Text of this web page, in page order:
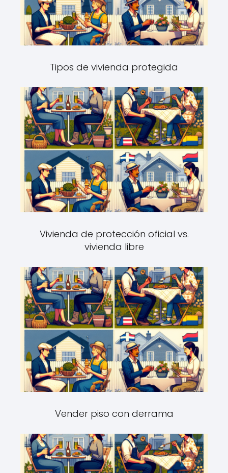
Tipos de vivienda protegida
Vivienda de protección oficial vs.
vivienda libre
Vender piso con derrama